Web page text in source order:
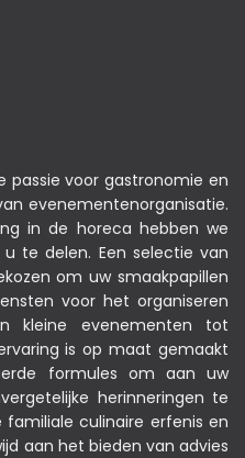
passie voor gastronomie en
evenementenorganisatie.
in de horeca hebben we
te delen. Een selectie van
om uw smaakpapillen
voor het organiseren
kleine evenementen tot
is op maat gemaakt
formules om aan uw
herinneringen te
familiale culinaire erfenis en
aan het bieden van advies